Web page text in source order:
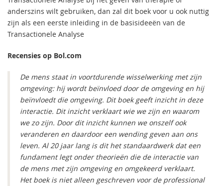
anderszins wilt gebruiken, dan zal dit boek voor u ook nuttig
zijn als een eerste inleiding in de basisideeën van de
Transactionele Analyse
Recensies op Bol.com
De mens staat in voortdurende wisselwerking met zijn
omgeving: hij wordt beïnvloed door de omgeving en hij
beïnvloedt die omgeving. Dit boek geeft inzicht in deze
interactie. Dit inzicht verklaart wie we zijn en waarom
we zo zijn. Door dit inzicht kunnen we onszelf ook
veranderen en daardoor een wending geven aan ons
leven. Al 20 jaar lang is dit het standaardwerk dat een
fundament legt onder theorieën die de interactie van
de mens met zijn omgeving en omgekeerd verklaart.
Het boek is niet alleen geschreven voor de professional